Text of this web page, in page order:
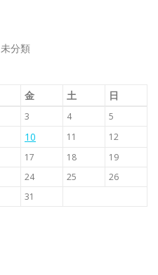
未分類
金 土 日
3 4
5
10 11
12
17 18
19
24 25
26
31